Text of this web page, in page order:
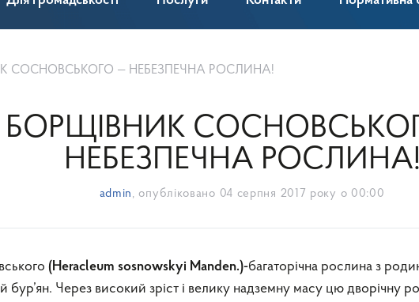
СОСНОВСЬКОГО — НЕБЕЗПЕЧНА РОСЛИНА!
БОРЩІВНИК
НЕБЕЗПЕЧНА РОСЛИНА!
admin , опубліковано 04 серпня 2017 року о 00:00
(Heracleum sosnowskyi Manden.)-багаторічна рослина з
бур’ян. Через високий зріст і велику надземну масу цю дворічну